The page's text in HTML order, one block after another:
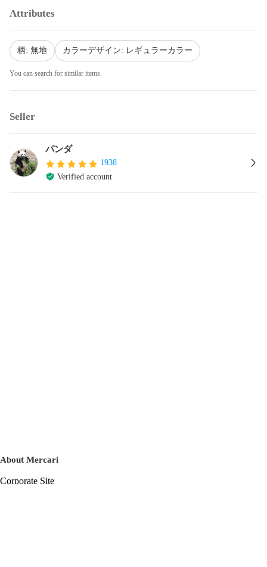
Attributes
柄: 無地 カラーデザイン: レギュラーカラー
You can search for similar items.
Seller
パンダ
1938
Verified account
About Mercari
Corporate Site